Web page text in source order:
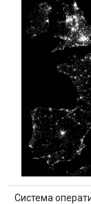
Система